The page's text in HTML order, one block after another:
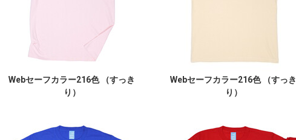
Webセーフカラー216色 （すっき
り）
Webセーフカラー216色 （すっき
り）